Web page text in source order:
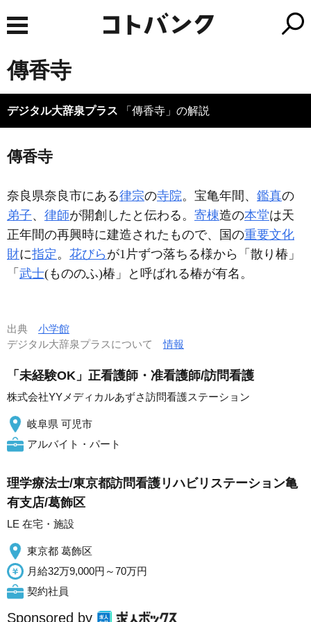
傳香寺
デジタル大辞泉プラス 「傳香寺」の解説
傳香寺
奈良県奈良市にある律宗の寺院。宝亀年間、 鑑真の
弟子、 律師が開創したと伝わる。 寄棟造の本堂は天
正年間の再興時に建造されたもので、国の重要文化
財に指定。 花びら が1片ずつ落ちる様から「散り椿」
「 武士(もののふ)椿」と呼ばれる椿が有名。
出典 小学館
デジタル大辞泉プラスについて情報
「未経験OK」正看護師・准看護師/訪問看護
株式会社YYメディカルあずさ訪問看護ステーション
岐阜県 可児市
アルバイト・パート
理学療法士/東京都訪問看護リハビリステーション亀
有支店/葛飾区
LE 在宅・施設
東京都 葛飾区
月給32万9,000円～70万円
契約社員
Sponsored by